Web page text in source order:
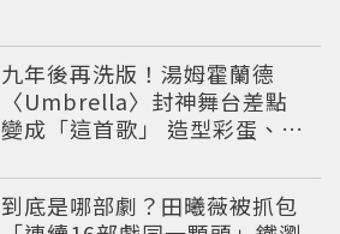
九年後再洗版！湯姆霍蘭德
〈Umbrella〉封神舞台差點
變成「這首歌」 造型彩蛋、暖
到底是哪部劇？田曦薇被抓包